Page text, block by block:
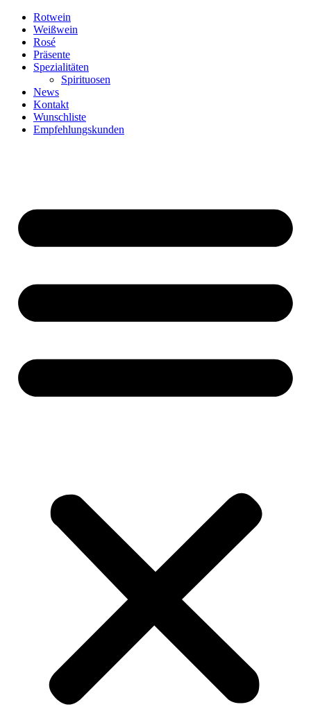
Zum
Inhalt
springen
Rotwein
Weißwein
Rosé
Präsente
Spezialitäten
Spirituosen
News
Kontakt
Wunschliste
Empfehlungskunden